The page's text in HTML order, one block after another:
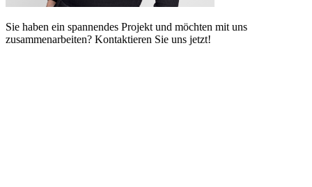
Sie haben ein spannendes Projekt und möchten mit uns
zusammenarbeiten? Kontaktieren Sie uns jetzt!